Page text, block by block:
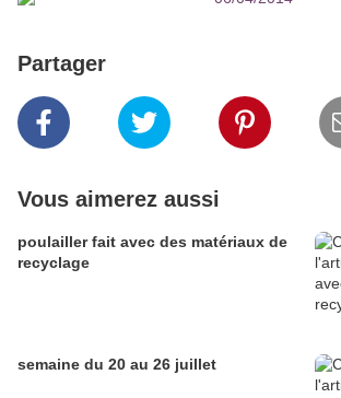
Partager
Vous aimerez aussi
poulailler fait avec des matériaux de
recyclage
semaine du 20 au 26 juillet